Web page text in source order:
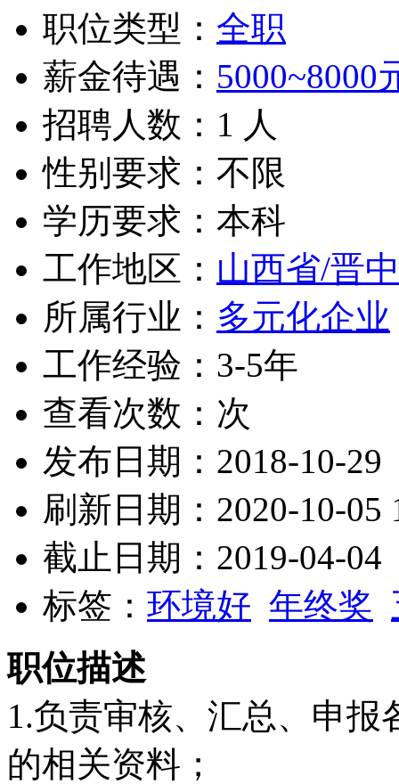
职位类型： 全职
薪金待遇： 5000~8000
招聘人数：1 人
性别要求：不限
学历要求：本科
工作地区： 山西省/晋
所属行业： 多元化企业
工作经验：3-5年
查看次数： 次
发布日期：2018-10-29
刷新日期：2020-10-05
截止日期：2019-04-04
标签： 环境好 年终奖
职位描述
1.负责审核、汇总、申
的相关资料；